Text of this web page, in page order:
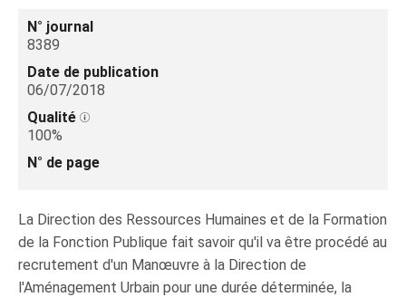
N° journal
8389
Date de publication
06/07/2018
Qualité
100%
N° de page
La Direction des Ressources Humaines et de la Formation
de la Fonction Publique fait savoir qu'il va être procédé au
recrutement d'un Manœuvre à la Direction de
l'Aménagement Urbain pour une durée déterminée, la